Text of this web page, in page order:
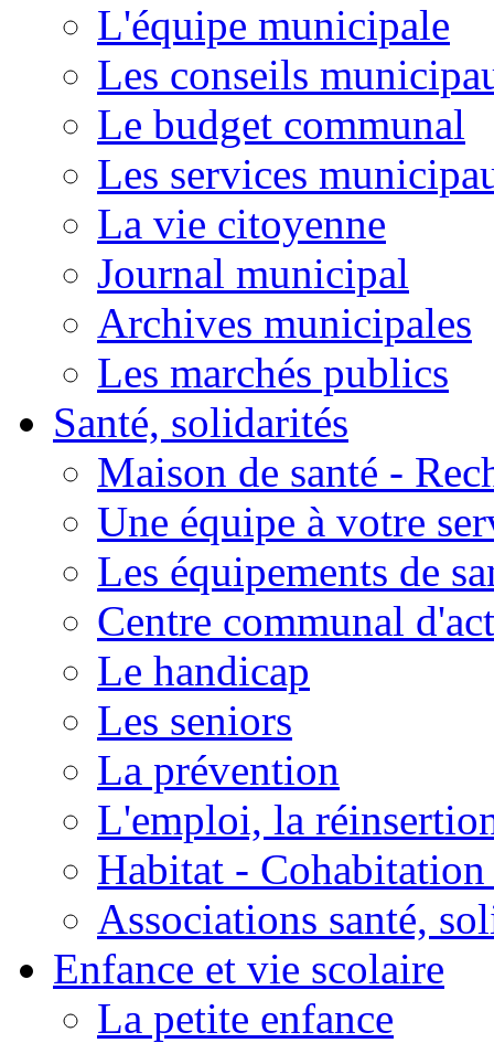
L'équipe municipale
Les conseils
Le budget communal
Les services
La vie citoyenne
Journal municipal
Archives municipales
Les marchés publics
Santé, solidarités
Maison de santé -
Une équipe à votre
Les équipements de
Centre communal
Le handicap
Les seniors
La prévention
L'emploi, la
Habitat -
Associations santé,
Enfance et vie scolaire
La petite enfance